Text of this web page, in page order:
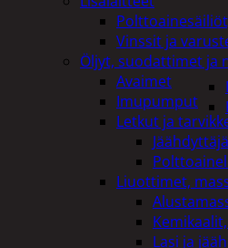
Vinssit ja
Öljyt, suodattimet ja
Avaimet
Imupumput
Letkut ja
Liuottimet,
Lasi ja